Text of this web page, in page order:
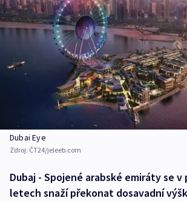
Dubai Eye
Zdroj: ČT24/jeleeb.com
Dubaj - Spojené arabské emiráty se v
letech snaží překonat dosavadní